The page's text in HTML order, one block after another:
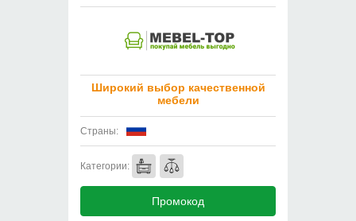
Широкий выбор качественной
мебели
Страны:
Категории:
Промокод